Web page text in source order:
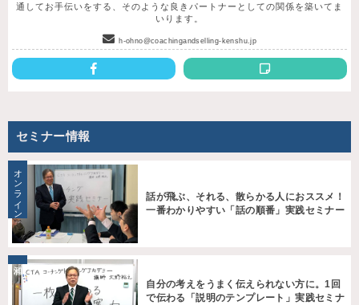
通してお手伝いをする、そのような良きパートナーとしての関係を築いてま
いります。
h-ohno@coachingandselling-kenshu.jp
セミナー情報
オンライン
話が飛ぶ、それる、散らかる人におススメ！
一番わかりやすい「話の順番」実践セミナー
自分の考えをうまく伝えられない方に。1回
で伝わる「説明のテンプレート」実践セミナ